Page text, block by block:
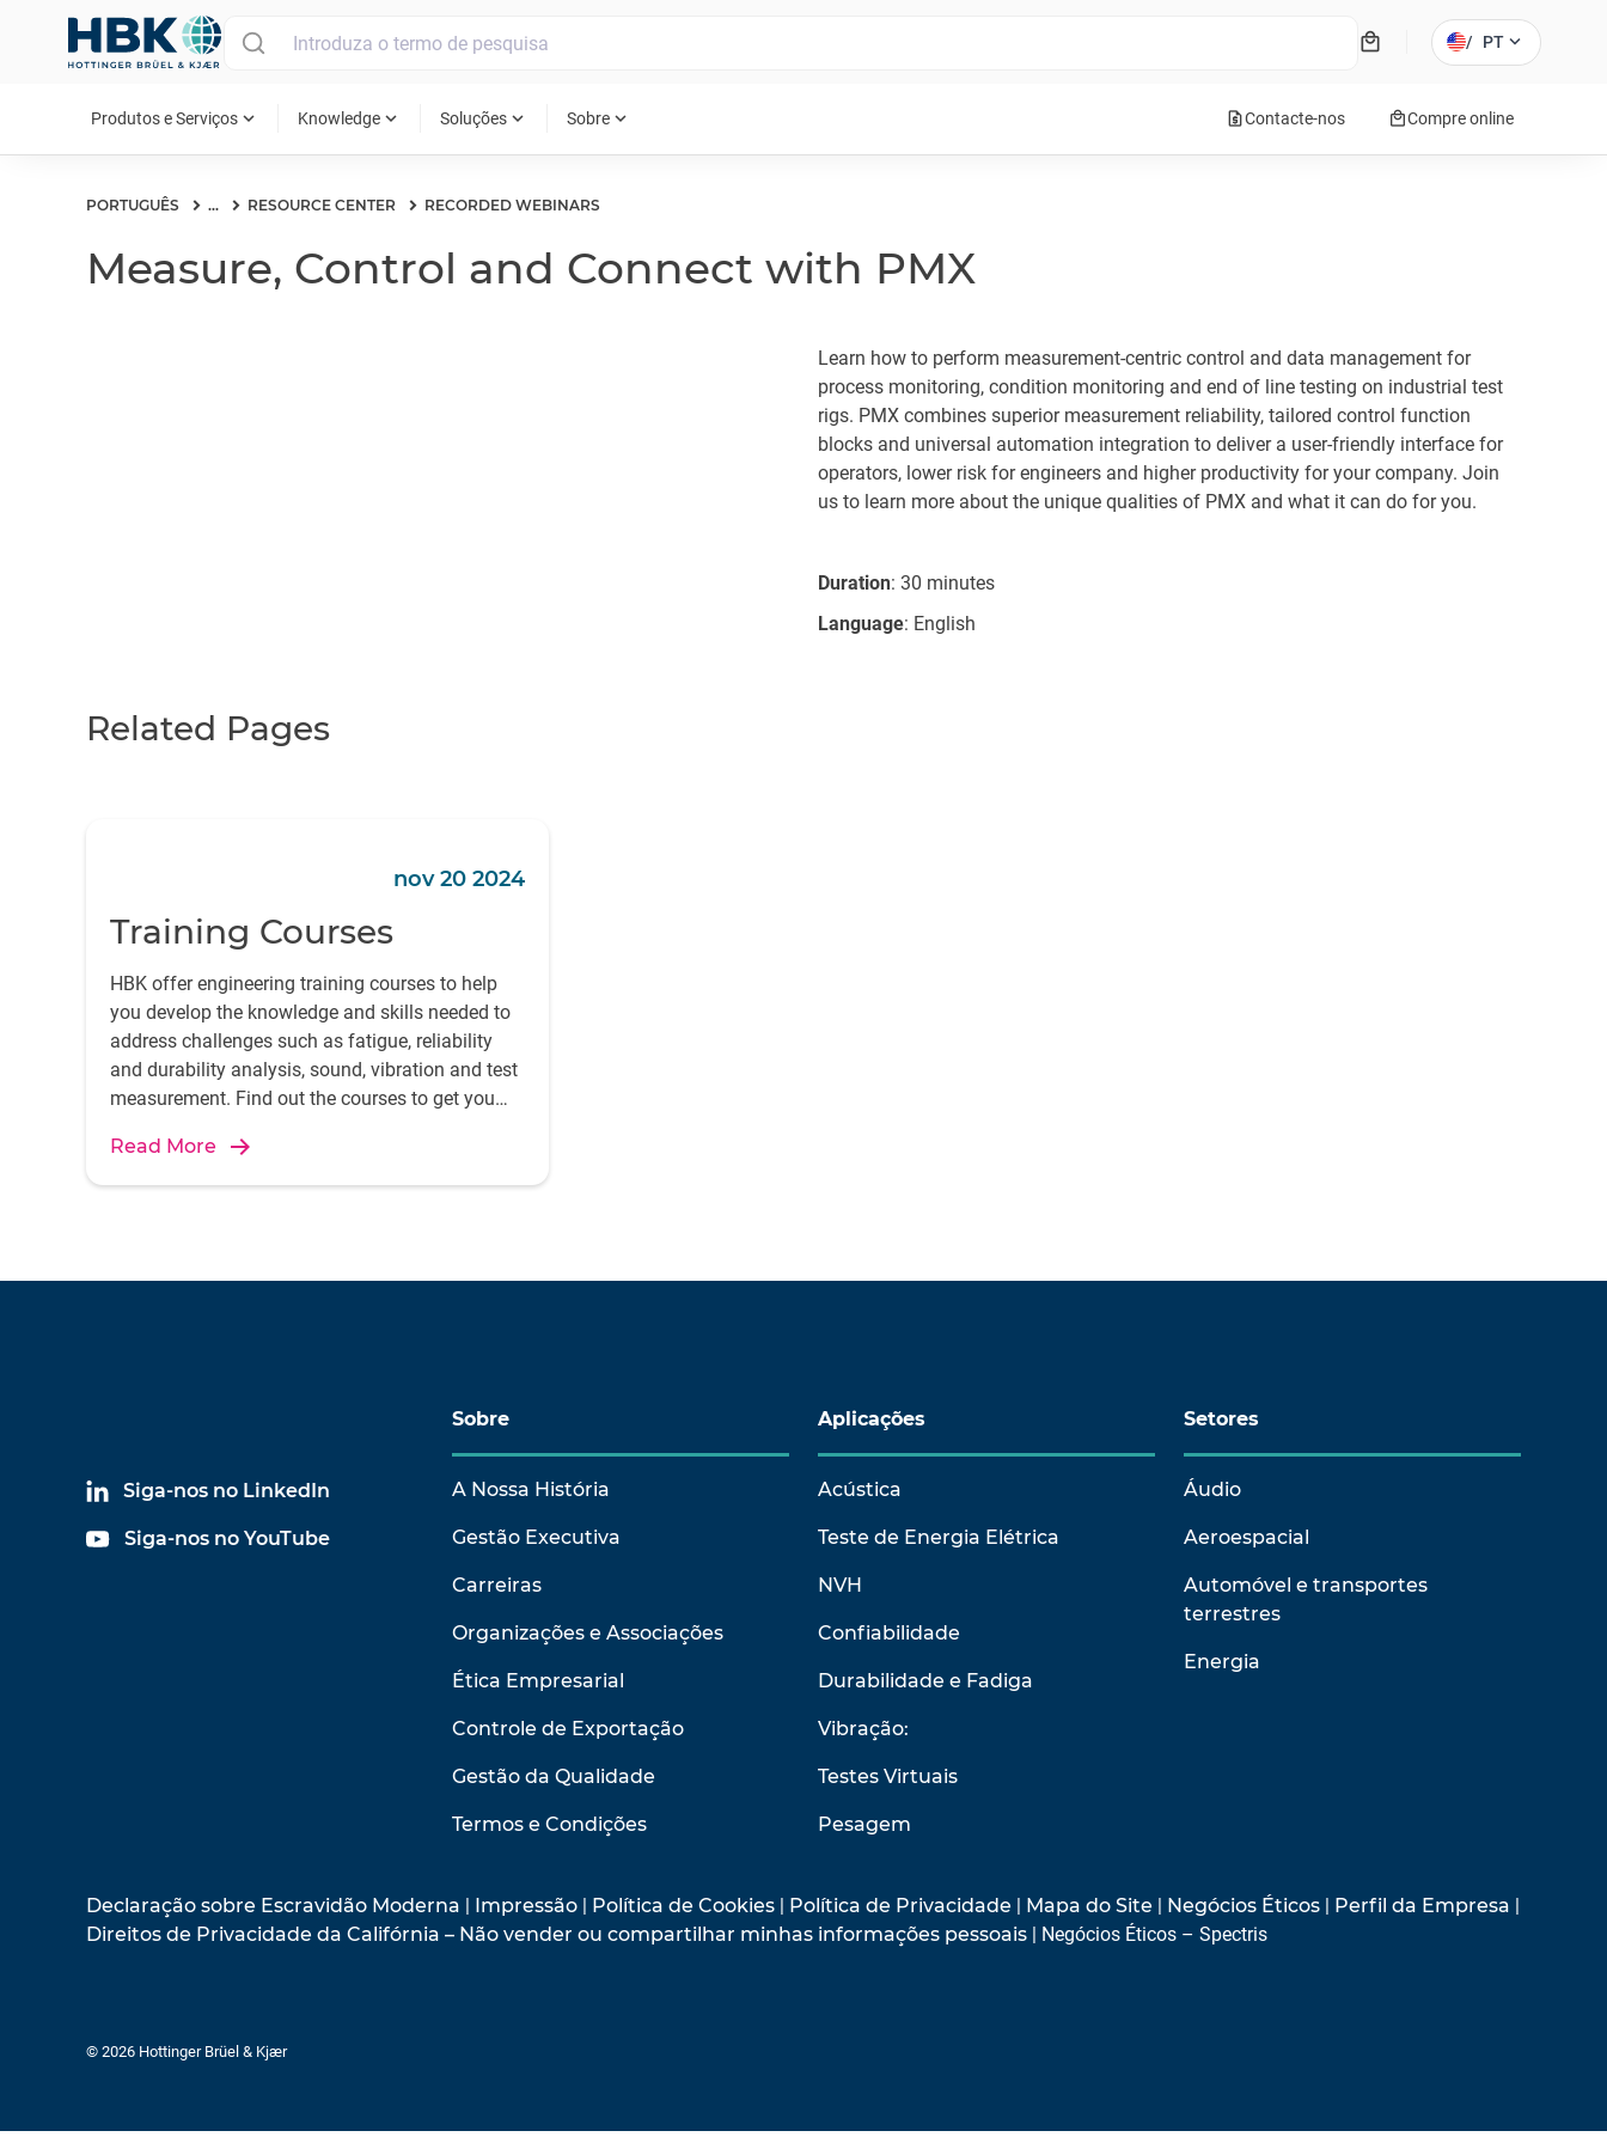
local_mall / PT expand_more
Produtos e Serviços expand_more Knowledge expand_more Soluções expand_more Sobre expand_more request_quoteContacte-nos local_mallCompre online
PORTUGUÊS ... RESOURCE CENTER RECORDED WEBINARS
Measure, Control and Connect with PMX
Learn how to perform measurement-centric control and data management for
process monitoring, condition monitoring and end of line testing on industrial test
rigs. PMX combines superior measurement reliability, tailored control function
blocks and universal automation integration to deliver a user-friendly interface for
operators, lower risk for engineers and higher productivity for your company. Join
us to learn more about the unique qualities of PMX and what it can do for you.
Duration: 30 minutes
Language: English
Related Pages
nov 20 2024
Training Courses
HBK offer engineering training courses to help
you develop the knowledge and skills needed to
address challenges such as fatigue, reliability
and durability analysis, sound, vibration and test
measurement. Find out the courses to get you
Read More
Siga-nos no LinkedIn
Siga-nos no YouTube
Sobre
A Nossa História
Gestão Executiva
Carreiras
Organizações e Associações
Ética Empresarial
Controle de Exportação
Gestão da Qualidade
Termos e Condições
Aplicações
Acústica
Teste de Energia Elétrica
NVH
Confiabilidade
Durabilidade e Fadiga
Vibração:
Testes Virtuais
Pesagem
Setores
Áudio
Aeroespacial
Automóvel e transportes
terrestres
Energia
Declaração sobre Escravidão Moderna | Impressão | Política de Cookies | Política de Privacidade | Mapa do Site | Negócios Éticos | Perfil da Empresa |
Direitos de Privacidade da Califórnia – Não vender ou compartilhar minhas informações pessoais | Negócios Éticos – Spectris
© 2026 Hottinger Brüel & Kjær